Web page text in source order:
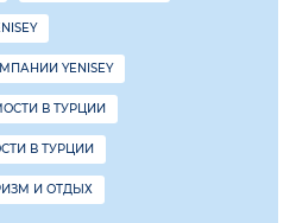
YENISEY
В ТУРЦИИ
В ТУРЦИИ
И ОТДЫХ